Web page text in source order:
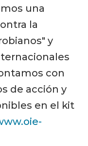
una
la
y
con
de acción y
en el kit